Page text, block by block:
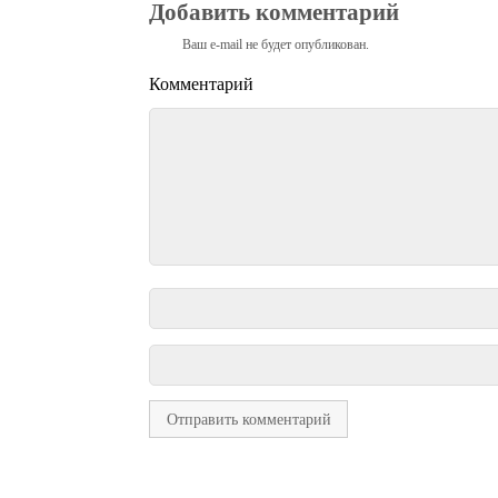
Добавить комментарий
Ваш e-mail не будет опубликован.
Комментарий